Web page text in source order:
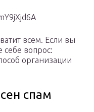
всем. Если вы
себе вопрос:
организации
спам